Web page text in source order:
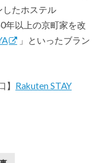
たホステル
年以上の京町家を改
」といったブラン
】 Rakuten STAY